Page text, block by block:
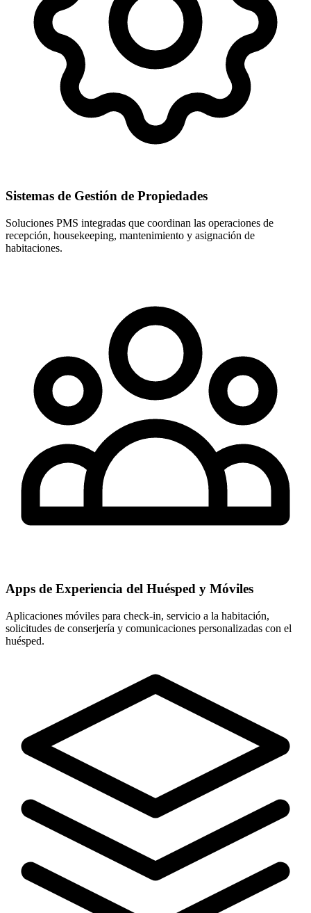
Sistemas de Gestión de Propiedades
Soluciones PMS integradas que coordinan las operaciones de
recepción, housekeeping, mantenimiento y asignación de
habitaciones.
Apps de Experiencia del Huésped y Móviles
Aplicaciones móviles para check-in, servicio a la habitación,
solicitudes de conserjería y comunicaciones personalizadas con el
huésped.